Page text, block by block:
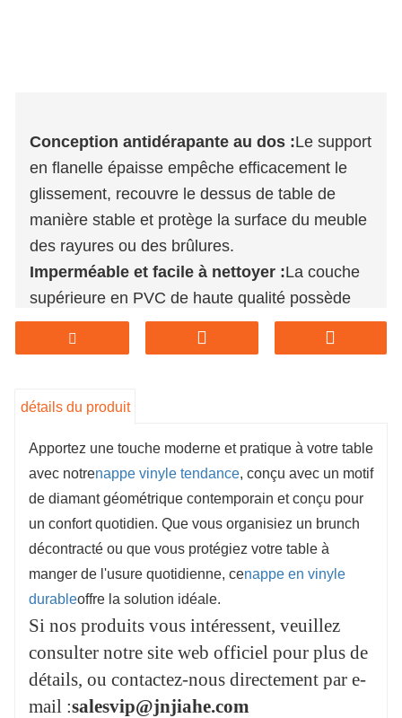
Conception antidérapante au dos :Le support
en flanelle épaisse empêche efficacement le
glissement, recouvre le dessus de table de
manière stable et protège la surface du meuble
des rayures ou des brûlures.
Imperméable et facile à nettoyer :La couche
supérieure en PVC de haute qualité possède
d'excellentes propriétés anti-salissures et anti-
huile, et peut être nettoyée d'un simple coup
Application multi-scénarios :
plein air et aux lieux commerciaux.
Personnalisation du support :Nous
proposons des services de personnalisation
des tailles et d'achat en gros selon la demande,
adaptés à la vente au détail et à la coopération
B-side.
Si nos produits vous intéressent, veuillez
consulter notre site web officiel pour plus de
détails, ou contactez-nous directement par e-
mail :salesvip@jnjiahe.com
détails du produit
Apportez une touche moderne et pratique à votre table
avec notrenappe vinyle tendance, conçu avec un motif
de diamant géométrique contemporain et conçu pour
un confort quotidien. Que vous organisiez un brunch
décontracté ou que vous protégiez votre table à
manger de l'usure quotidienne, cenappe en vinyle
durableoffre la solution idéale.
Si nos produits vous intéressent, veuillez
consulter notre site web officiel pour plus de
détails, ou contactez-nous directement par e-
mail :salesvip@jnjiahe.com